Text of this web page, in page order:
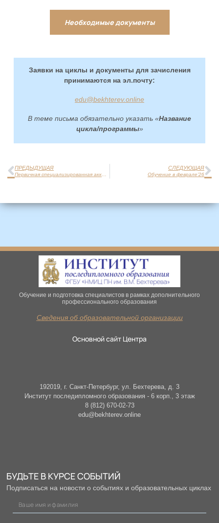
Необходимые документы
Заявки на циклы и документы для зачисления
принимаются на эл.почту:
edu@bekhterev.online
В теме письма обязательно указать «Название
цикла/программы»
ПРЕДЫДУЩАЯ СЛЕДУЮЩАЯ
Обучение в феврале’26
Обучение и подготовка специалистов в рамках дополнительного
профессионального образования
Сведения об образовательной организации
Основной сайт Центра
192019, г. Санкт-Петербург, ул. Бехтерева, д. 3
Институт последипломного образования - 6 корп., 3 этаж
8 (812) 670-02-73
edu@bekhterev.online
БУДЬТЕ В КУРСЕ СОБЫТИЙ
Подписаться на новости о событиях и образовательных циклах